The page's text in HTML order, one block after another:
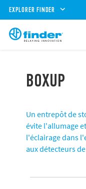
EXPLORER FINDER
BOXUP
Un entrepôt de
évite l'allumage
l'éclairage dans
aux détecteurs